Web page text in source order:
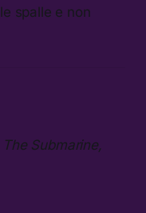
spalle e non
Submarine,